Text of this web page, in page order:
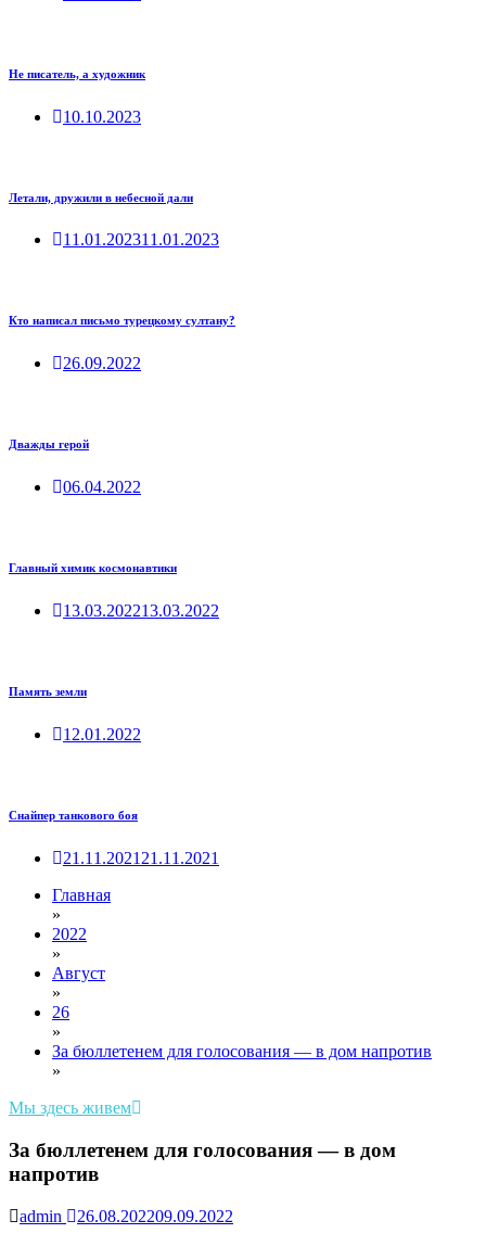
Не писатель, а художник
10.10.2023
Летали, дружили в небесной дали
11.01.202311.01.2023
Кто написал письмо турецкому султану?
26.09.2022
Дважды герой
06.04.2022
Главный химик космонавтики
13.03.202213.03.2022
Память земли
12.01.2022
Снайпер танкового боя
21.11.2021 21.11.2021
Главная
»
2022
»
Август
»
26
»
За бюллетенем для голосования — в дом напротив
»
Мы здесь живем
За бюллетенем для голосования — в дом
напротив
admin 26.08.202209.09.2022